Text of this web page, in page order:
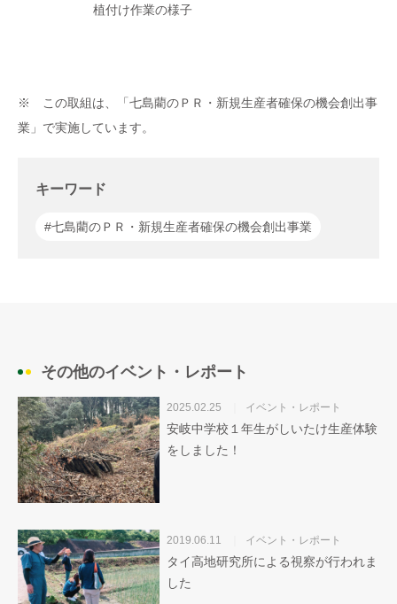
植付け作業の様子
※ この取組は、「七島藺のＰＲ・新規生産者確保の機会創出事
業」で実施しています。
キーワード
#七島藺のＰＲ・新規生産者確保の機会創出事業
その他のイベント・レポート
2025.02.25 イベント・レポート
安岐中学校１年生がしいたけ生産体験
をしました！
2019.06.11 イベント・レポート
タイ高地研究所による視察が行われま
した